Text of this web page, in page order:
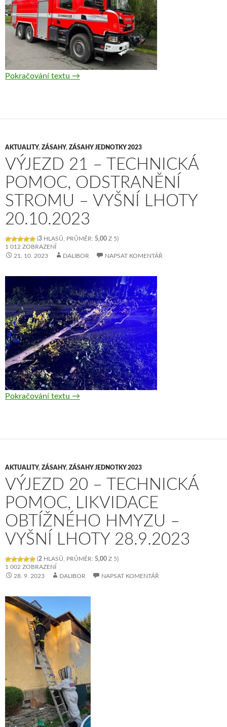
Pokračování textu Výjezd 22 — Technická pomoc, spolupráce
→
AKTUALITY, ZÁSAHY, ZÁSAHY JEDNOTKY 2023
VÝJEZD 21 – TECHNICKÁ
POMOC, ODSTRANĚNÍ
STROMU – VYŠNÍ LHOTY
20.10.2023
(3 HLASŮ, PRŮMĚR: 5,00 Z 5)
1 012 ZOBRAZENÍ
21. 10. 2023
DALIBOR NAPSAT KOMENTÁŘ
Pokračování textu Výjezd 21 — Technická pomoc, odstranění
→
AKTUALITY, ZÁSAHY, ZÁSAHY JEDNOTKY 2023
VÝJEZD 20 – TECHNICKÁ
POMOC, LIKVIDACE
OBTÍŽNÉHO HMYZU –
VYŠNÍ LHOTY 28.9.2023
(2 HLASŮ, PRŮMĚR: 5,00 Z 5)
1 002 ZOBRAZENÍ
28. 9. 2023
DALIBOR NAPSAT KOMENTÁŘ